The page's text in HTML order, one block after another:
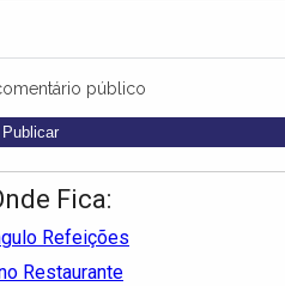
público
Fica:
Refeições
Restaurante